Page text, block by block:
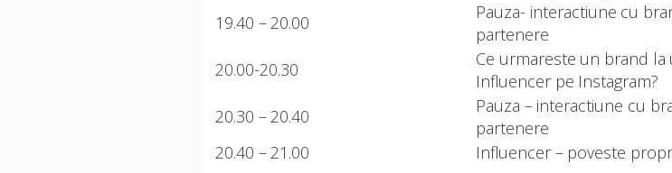
19.40 – 20.00
Pauza- interactiune cu
partenere
20.00-20.30
Ce urmareste un brand la
Influencer pe Instagram?
20.30 – 20.40
Pauza – interactiune cu
partenere
20.40 – 21.00
Influencer – poveste